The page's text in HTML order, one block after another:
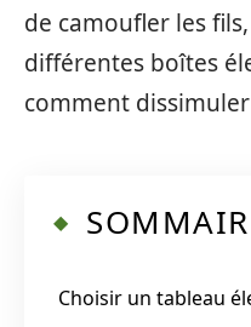
de camoufler les
différentes boîtes
comment
Choisir un tableau